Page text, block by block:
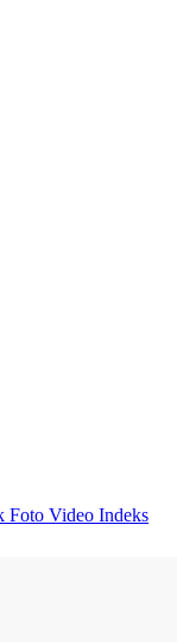
Foto Video Indeks